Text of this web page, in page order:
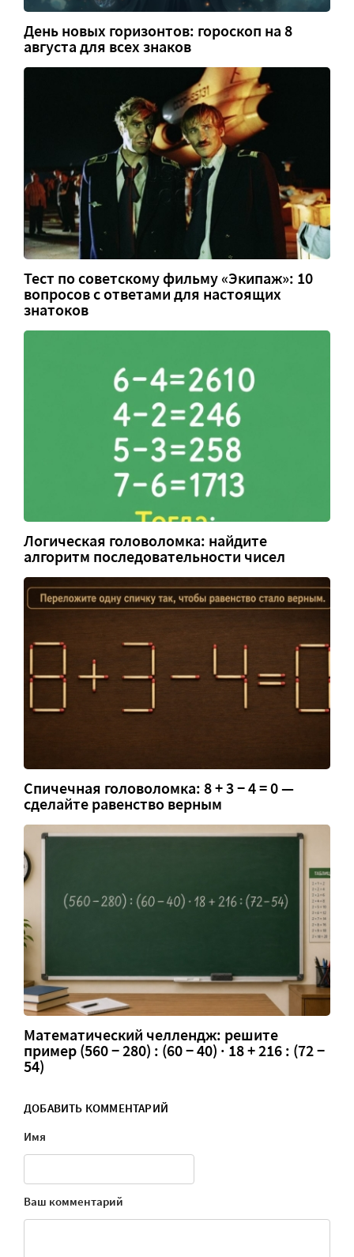
День новых горизонтов: гороскоп на 8
августа для всех знаков
Тест по советскому фильму «Экипаж»: 10
вопросов с ответами для настоящих
знатоков
Логическая головоломка: найдите
алгоритм последовательности чисел
Спичечная головоломка: 8 + 3 − 4 = 0 —
сделайте равенство верным
Математический челлендж: решите
пример (560 − 280) : (60 − 40) · 18 + 216 : (72 −
54)
ДОБАВИТЬ КОММЕНТАРИЙ
Имя
Ваш комментарий